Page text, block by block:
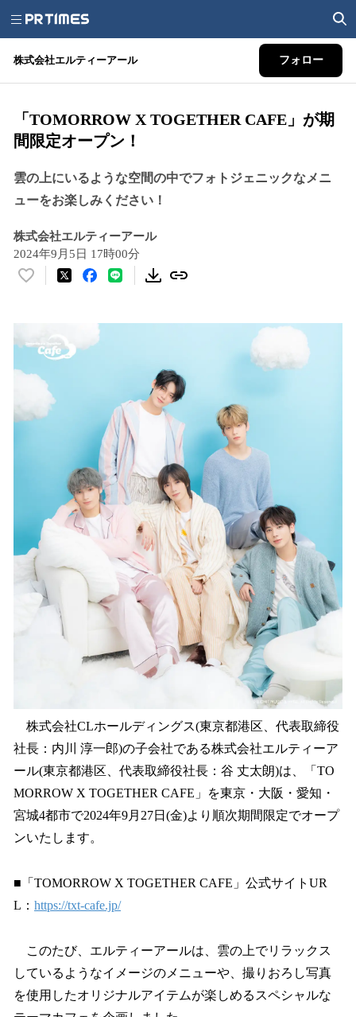
株式会社エルティーアール フォロー
「TOMORROW X TOGETHER CAFE」が期
間限定オープン！
雲の上にいるような空間の中でフォトジェニックなメニ
ューをお楽しみください！
株式会社エルティーアール
2024年9月5日 17時00分
い
数
込
株式会社CLホールディングス(東京都港区、代表取締役
社長：内川 淳一郎)の子会社である株式会社エルティーア
ール(東京都港区、代表取締役社長：谷 丈太朗)は、「TO
MORROW X TOGETHER CAFE」を東京・大阪・愛知・
宮城4都市で2024年9月27日(金)より順次期間限定でオープ
ンいたします。
■「TOMORROW X TOGETHER CAFE」公式サイトUR
L： https://txt-cafe.jp/
このたび、エルティーアールは、雲の上でリラックス
しているようなイメージのメニューや、撮りおろし写真
を使用したオリジナルアイテムが楽しめるスペシャルな